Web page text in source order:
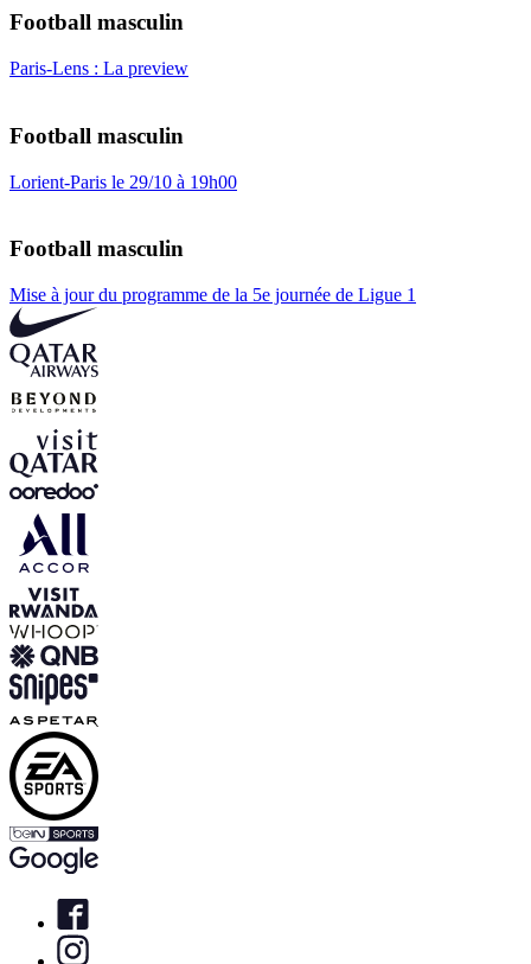
Football masculin
Paris-Lens : La preview
Football masculin
Lorient-Paris le 29/10 à 19h00
Football masculin
Mise à jour du programme de la 5e journée de Ligue 1